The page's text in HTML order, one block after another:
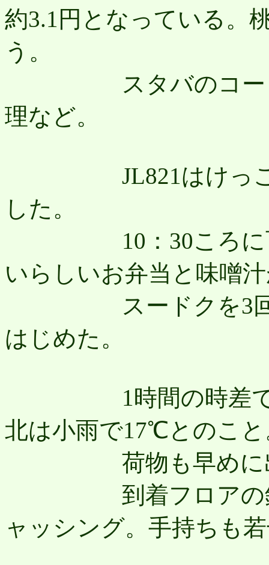
約3.1円となっている。
う。
スタバのコーヒー
理など。
JL821はけっこう
した。
10：30ころに百花
いらしいお弁当と味噌
スードクを3回や
はじめた。
1時間の時差で12
北は小雨で17℃とのこ
荷物も早めに出
到着フロアの銀行
ャッシング。手持ちも